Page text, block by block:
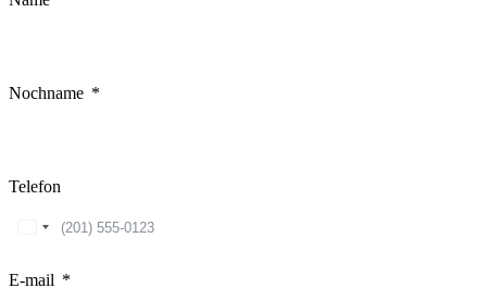
Nochname
Telefon
United
E-mail